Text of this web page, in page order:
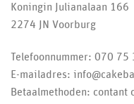
Koningin Julianalaan 166
2274 JN Voorburg
Telefoonnummer: 070 75
E-mailadres:
Betaalmethoden: contant